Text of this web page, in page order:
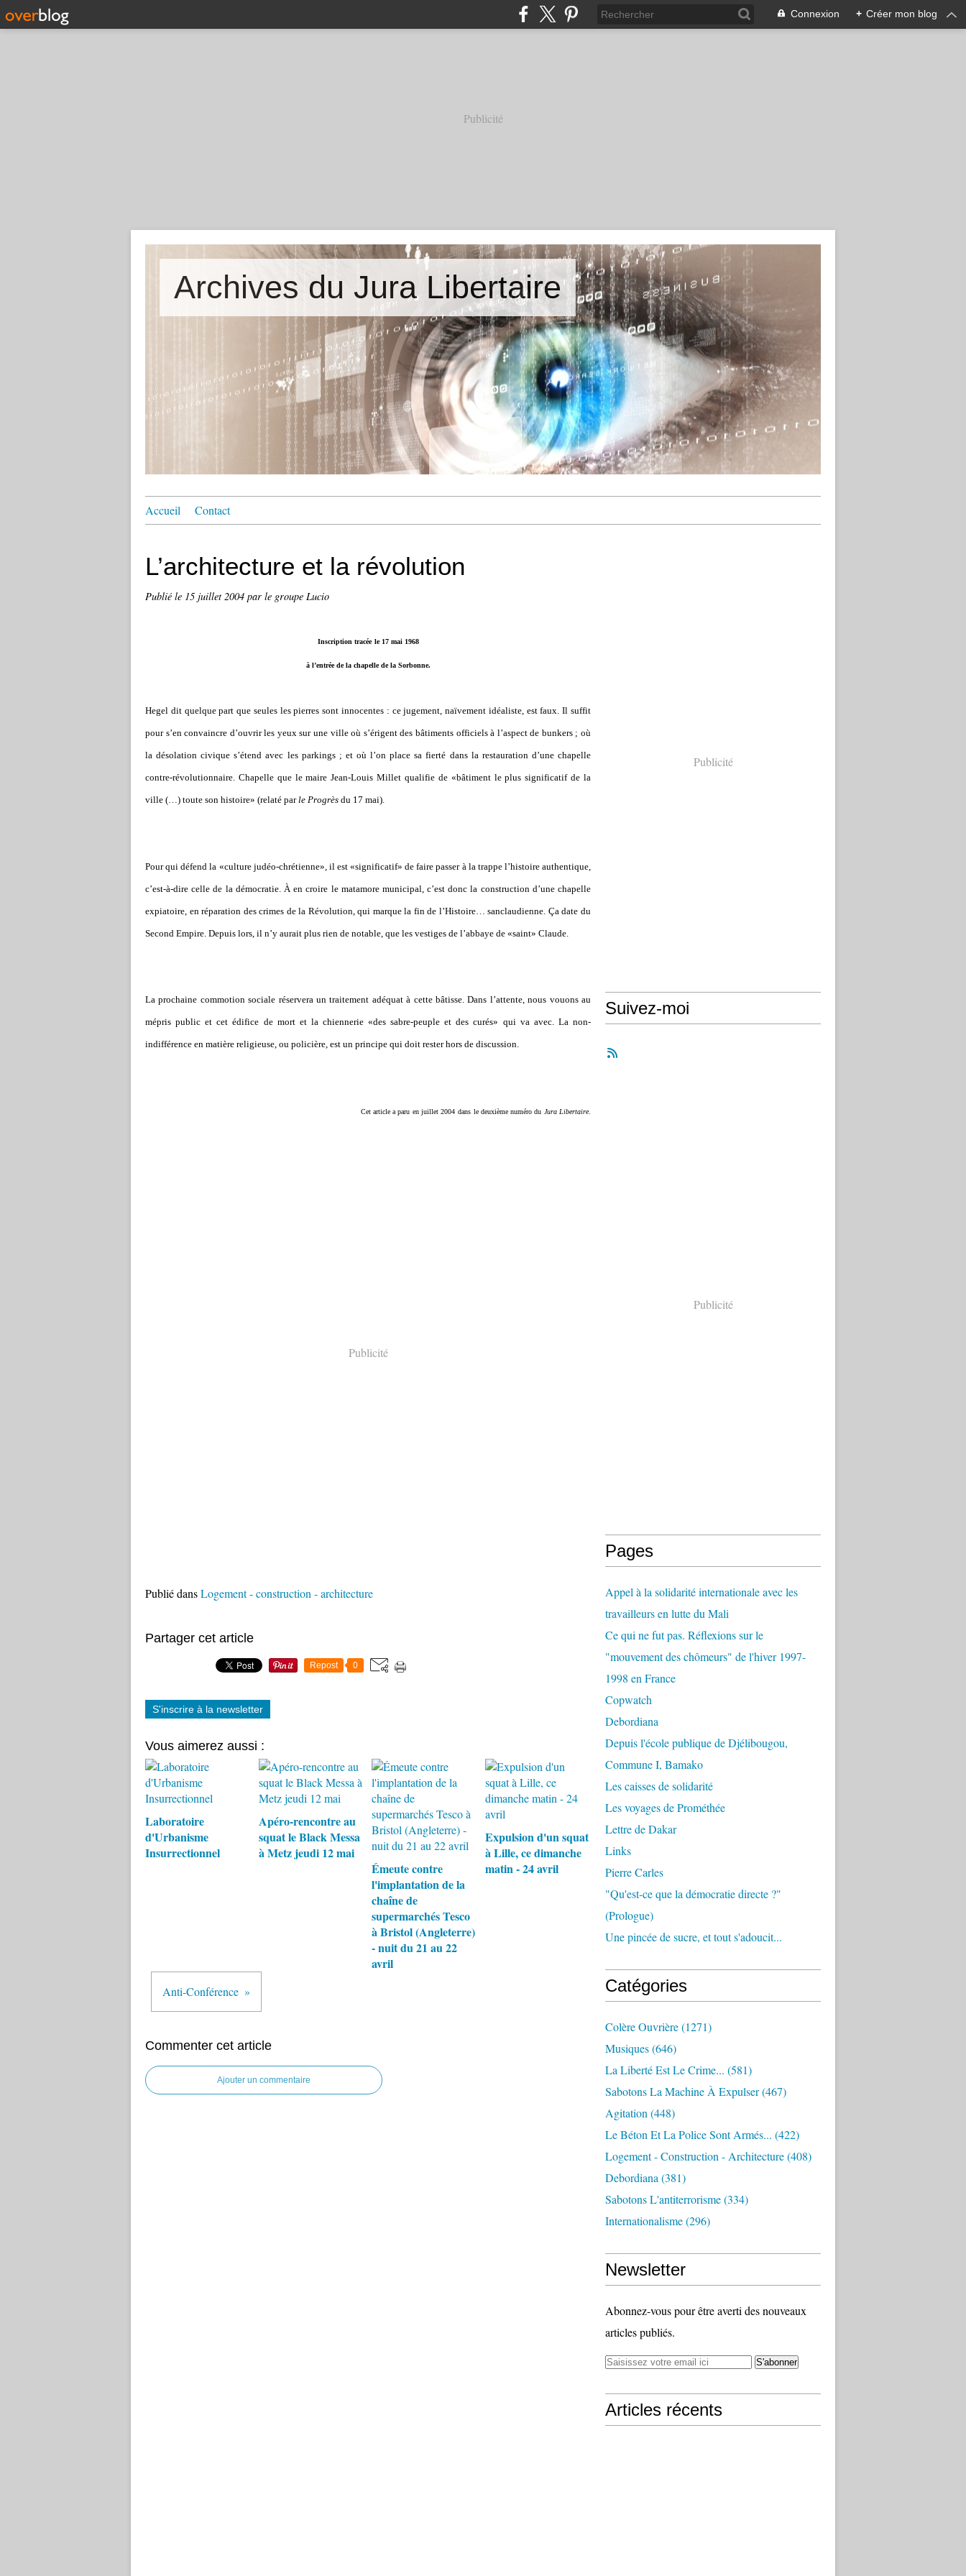
Connexion + Créer mon blog
Publicité
Archives du Jura Libertaire
Accueil Contact
L’architecture et la révolution
Publié le 15 juillet 2004 par le groupe Lucio
Inscription tracée le 17 mai 1968
à l’entrée de la chapelle de la Sorbonne.
Hegel dit quelque part que seules les pierres sont innocentes : ce jugement, naïvement idéaliste, est faux. Il suffit
pour s’en convaincre d’ouvrir les yeux sur une ville où s’érigent des bâtiments officiels à l’aspect de bunkers ; où
la désolation civique s’étend avec les parkings ; et où l’on place sa fierté dans la restauration d’une chapelle
contre-révolutionnaire. Chapelle que le maire Jean-Louis Millet qualifie de «bâtiment le plus significatif de la
ville (…) toute son histoire» (relaté parle Progrès du 17 mai).
Pour qui défend la «culture judéo-chrétienne», il est «significatif» de faire passer à la trappe l’histoire authentique,
c’est-à-dire celle de la démocratie. À en croire le matamore municipal, c’est donc la construction d’une chapelle
expiatoire, en réparation des crimes de la Révolution, qui marque la fin de l’Histoire… sanclaudienne. Ça date du
Second Empire. Depuis lors, il n’y aurait plus rien de notable, que les vestiges de l’abbaye de «saint» Claude.
La prochaine commotion sociale réservera un traitement adéquat à cette bâtisse. Dans l’attente, nous vouons au
mépris public et cet édifice de mort et la chiennerie «des sabre-peuple et des curés» qui va avec. La non-
indifférence en matière religieuse, ou policière, est un principe qui doit rester hors de discussion.
Cet article a paru en juillet 2004 dans le deuxième numéro du Jura Libertaire.
Publicité
Publié dansLogement - construction - architecture
Partager cet article
Repost 0
S'inscrire à la newsletter
Vous aimerez aussi :
Laboratoire
d'Urbanisme
Insurrectionnel
Apéro-rencontre au
squat le Black Messa
à Metz jeudi 12 mai
Émeute contre
l'implantation de la
chaîne de
supermarchés Tesco
à Bristol (Angleterre)
- nuit du 21 au 22
avril
Expulsion d'un squat
à Lille, ce dimanche
matin - 24 avril
Anti-Conférence
Commenter cet article
Ajouter un commentaire
Publicité
Suivez-moi
Publicité
Pages
Appel à la solidarité internationale avec les
travailleurs en lutte du Mali
Ce qui ne fut pas. Réflexions sur le
"mouvement des chômeurs" de l'hiver 1997-
1998 en France
Copwatch
Debordiana
Depuis l'école publique de Djélibougou,
Commune I, Bamako
Les caisses de solidarité
Les voyages de Prométhée
Lettre de Dakar
Links
Pierre Carles
"Qu'est-ce que la démocratie directe ?"
(Prologue)
Une pincée de sucre, et tout s'adoucit...
Catégories
Colère Ouvrière(1271)
Musiques(646)
La Liberté Est Le Crime... (581)
Sabotons La Machine À Expulser(467)
Agitation (448)
Le Béton Et La Police Sont Armés... (422)
Logement - Construction - Architecture(408)
Debordiana (381)
Sabotons L'antiterrorisme(334)
Internationalisme(296)
Newsletter
Abonnez-vous pour être averti des nouveaux
articles publiés.
Articles récents